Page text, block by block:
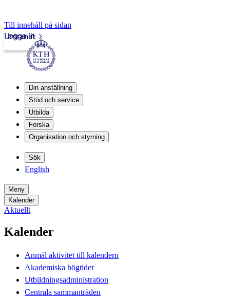
Till innehåll på sidan
Intranät
Logga in
Din anställning
Stöd och service
Utbilda
Forska
Organisation och styrning
Sök
English
Meny
Kalender
Aktuellt
Kalender
Anmäl aktivitet till kalendern
Akademiska högtider
Utbildningsadministration
Centrala sammanträden